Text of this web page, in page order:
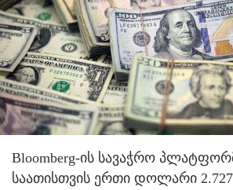
Bloomberg-ის სავაჭრო
საათისთვის ერთი დოლარი